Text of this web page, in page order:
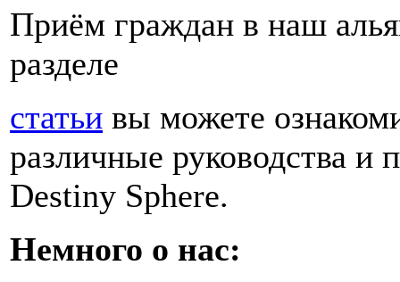
Приём граждан в наш
разделе
статьи вы можете
различные руководства и
Destiny Sphere.
Немного о нас: